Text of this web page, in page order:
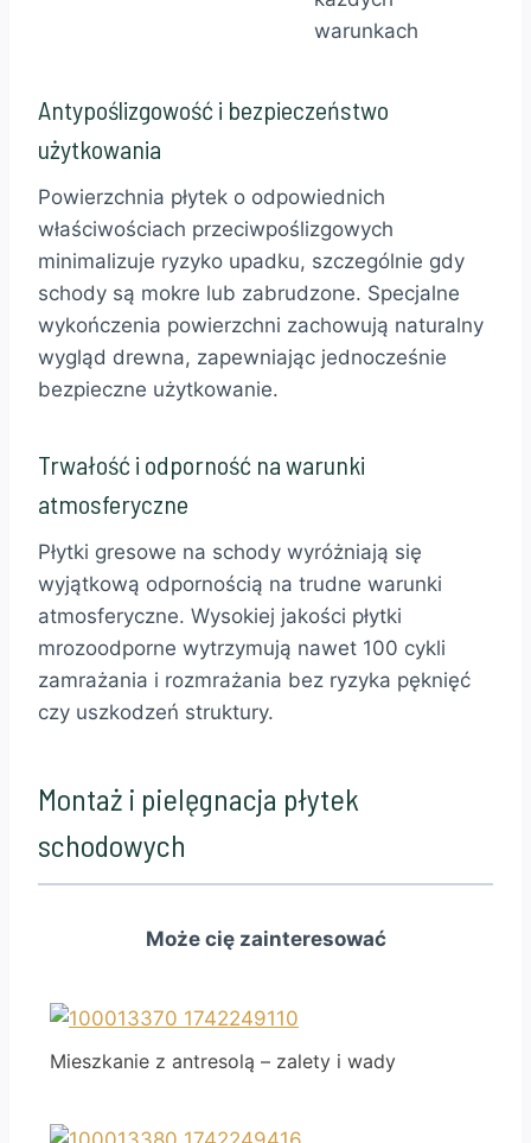
warunkach
Antypoślizgowość i bezpieczeństwo
użytkowania
Powierzchnia płytek o odpowiednich
właściwościach przeciwpoślizgowych
minimalizuje ryzyko upadku, szczególnie gdy
schody są mokre lub zabrudzone. Specjalne
wykończenia powierzchni zachowują naturalny
wygląd drewna, zapewniając jednocześnie
bezpieczne użytkowanie.
Trwałość i odporność na warunki
atmosferyczne
Płytki gresowe na schody wyróżniają się
wyjątkową odpornością na trudne warunki
atmosferyczne. Wysokiej jakości płytki
mrozoodporne wytrzymują nawet 100 cykli
zamrażania i rozmrażania bez ryzyka pęknięć
czy uszkodzeń struktury.
Montaż i pielęgnacja płytek
schodowych
Może cię zainteresować
Mieszkanie z antresolą – zalety i wady